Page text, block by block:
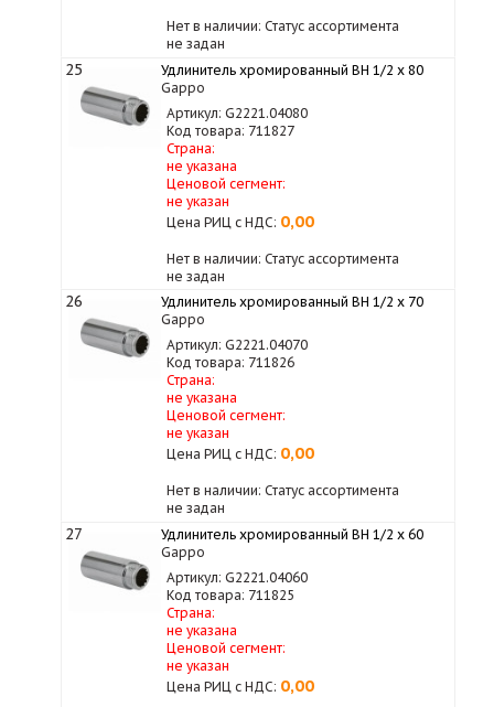
Нет в наличии: Статус ассортимента
не задан
25
Удлинитель хромированный ВН 1/2 х 80
Gappo
Артикул: G2221.04080
Код товара: 711827
Страна:
не указана
Ценовой сегмент:
не указан
Цена РИЦ с НДС: 0,00
Нет в наличии: Статус ассортимента
не задан
26
Удлинитель хромированный ВН 1/2 х 70
Gappo
Артикул: G2221.04070
Код товара: 711826
Страна:
не указана
Ценовой сегмент:
не указан
Цена РИЦ с НДС: 0,00
Нет в наличии: Статус ассортимента
не задан
27
Удлинитель хромированный ВН 1/2 х 60
Gappo
Артикул: G2221.04060
Код товара: 711825
Страна:
не указана
Ценовой сегмент:
не указан
Цена РИЦ с НДС: 0,00